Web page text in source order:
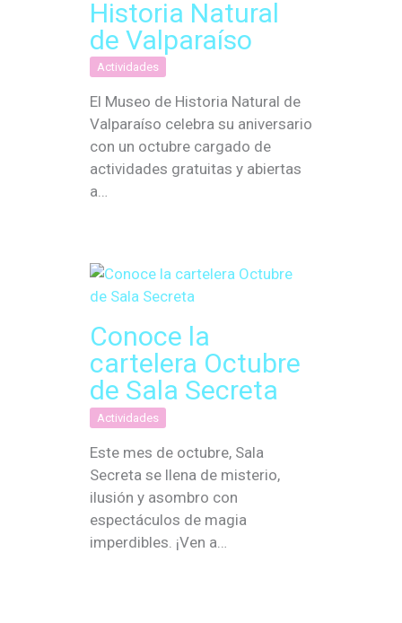
Historia Natural
de Valparaíso
Actividades
El Museo de Historia Natural de
Valparaíso celebra su aniversario
con un octubre cargado de
actividades gratuitas y abiertas
a…
Conoce la
cartelera Octubre
de Sala Secreta
Actividades
Este mes de octubre, Sala
Secreta se llena de misterio,
ilusión y asombro con
espectáculos de magia
imperdibles. ¡Ven a…